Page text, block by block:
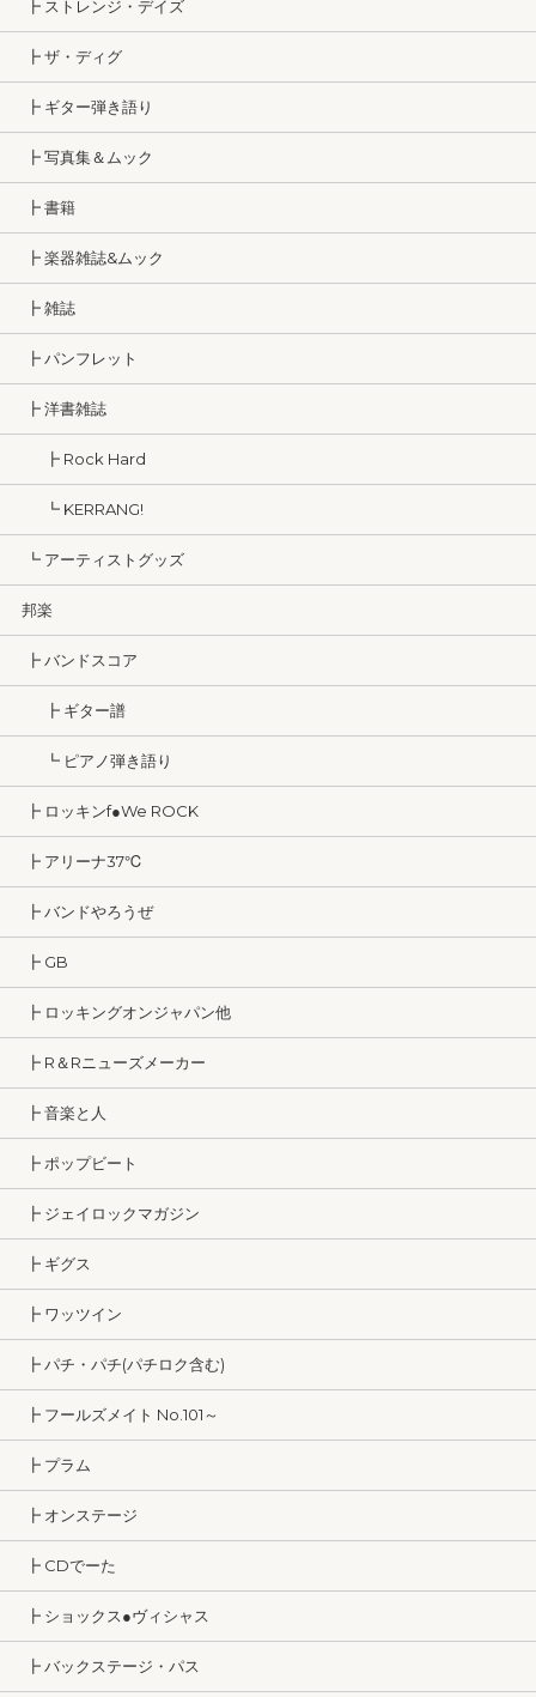
┣ ストレンジ・デイズ
┣ ザ・ディグ
┣ ギター弾き語り
┣ 写真集＆ムック
┣ 書籍
┣ 楽器雑誌&ムック
┣ 雑誌
┣ パンフレット
┣ 洋書雑誌
┣ Rock Hard
┗ KERRANG!
┗ アーティストグッズ
邦楽
┣ バンドスコア
┣ ギター譜
┗ ピアノ弾き語り
┣ ロッキンf●We ROCK
┣ アリーナ37℃
┣ バンドやろうぜ
┣ GB
┣ ロッキングオンジャパン他
┣ R＆Rニューズメーカー
┣ 音楽と人
┣ ポップビート
┣ ジェイロックマガジン
┣ ギグス
┣ ワッツイン
┣ パチ・パチ(パチロク含む)
┣ フールズメイト No.101～
┣ プラム
┣ オンステージ
┣ CDでーた
┣ ショックス●ヴィシャス
┣ バックステージ・パス